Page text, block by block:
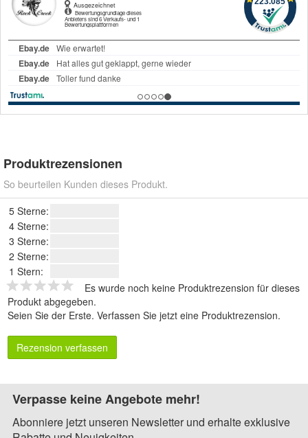
Produktrezensionen
So beurteilen Kunden dieses Produkt.
5 Sterne:
4 Sterne:
3 Sterne:
2 Sterne:
1 Stern:
Es wurde noch keine Produktrezension für dieses
Produkt abgegeben.
Seien Sie der Erste. Verfassen Sie jetzt eine Produktrezension.
Rezension verfassen
Verpasse keine Angebote mehr!
Abonniere jetzt unseren Newsletter und erhalte exklusive